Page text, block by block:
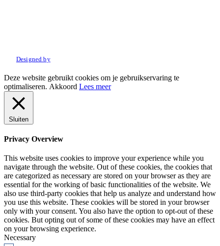
Designed by
Deze website gebruikt cookies om je gebruikservaring te
optimaliseren. Akkoord Lees meer
Sluiten
Privacy Overview
This website uses cookies to improve your experience while you
navigate through the website. Out of these cookies, the cookies that
are categorized as necessary are stored on your browser as they are
essential for the working of basic functionalities of the website. We
also use third-party cookies that help us analyze and understand how
you use this website. These cookies will be stored in your browser
only with your consent. You also have the option to opt-out of these
cookies. But opting out of some of these cookies may have an effect
on your browsing experience.
Necessary